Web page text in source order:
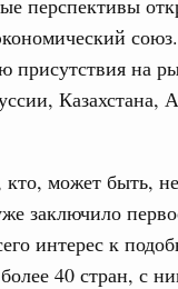
перспективы
присутствия на
кто, может быть,
заключило
интерес к
40 стран, с
ДФО
«Экологическое
объём